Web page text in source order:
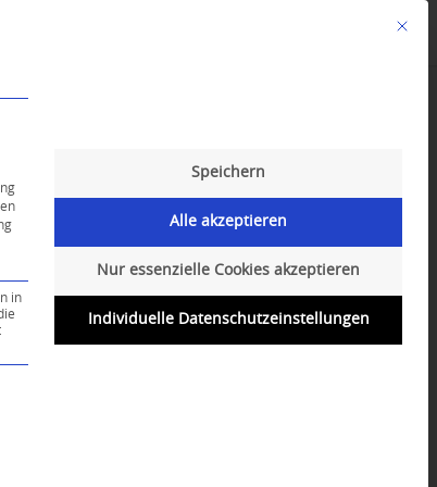
Mit
in
ist essenziell und kann nicht abgewählt
Speichern
Alle akzeptieren
Nur essenzielle Cookies akzeptieren
Individuelle Datenschutzeinstellungen